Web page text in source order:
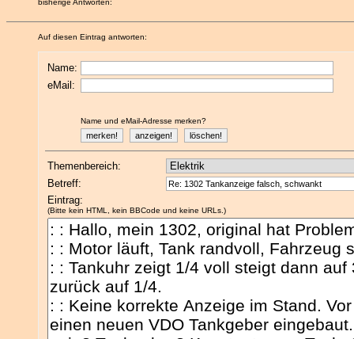
bisherige Antworten:
Auf diesen Eintrag antworten:
Name:
eMail:
Name und eMail-Adresse merken?
Themenbereich:
Betreff:
Eintrag:
(Bitte kein HTML, kein BBCode und keine URLs.)